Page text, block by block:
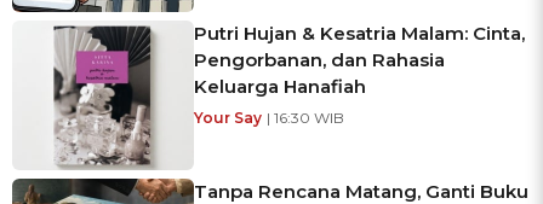
Putri Hujan & Kesatria Malam: Cinta,
Pengorbanan, dan Rahasia
Keluarga Hanafiah
Your Say | 16:30 WIB
Tanpa Rencana Matang, Ganti Buku